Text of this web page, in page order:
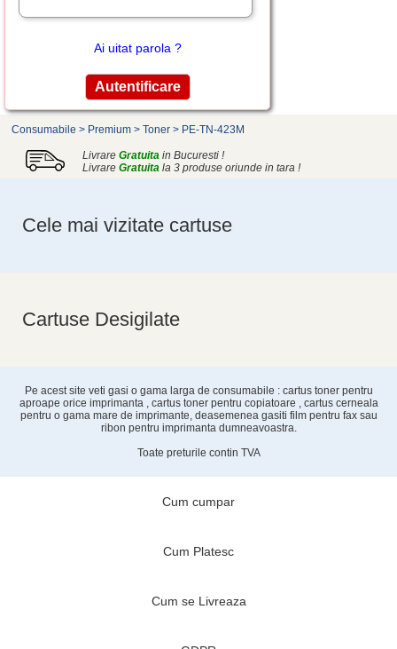
Ai uitat parola ?
Consumabile > Premium > Toner > PE-TN-423M
Livrare Gratuita in Bucuresti !
Livrare Gratuita la 3 produse oriunde in tara !
Cele mai vizitate cartuse
Cartuse Desigilate
Pe acest site veti gasi o gama larga de consumabile : cartus toner pentru
aproape orice imprimanta , cartus toner pentru copiatoare , cartus cerneala
pentru o gama mare de imprimante, deasemenea gasiti film pentru fax sau
ribon pentru imprimanta dumneavoastra.
Toate preturile contin TVA
Cum cumpar
Cum Platesc
Cum se Livreaza